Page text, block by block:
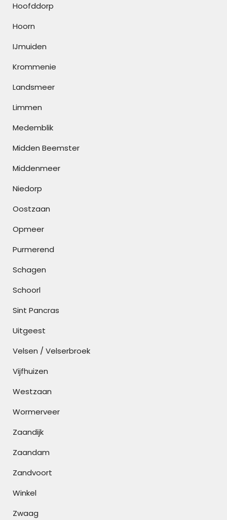
Hoofddorp
Hoorn
IJmuiden
Krommenie
Landsmeer
Limmen
Medemblik
Midden Beemster
Middenmeer
Niedorp
Oostzaan
Opmeer
Purmerend
Schagen
Schoorl
Sint Pancras
Uitgeest
Velsen / Velserbroek
Vijfhuizen
Westzaan
Wormerveer
Zaandijk
Zaandam
Zandvoort
Winkel
Zwaag